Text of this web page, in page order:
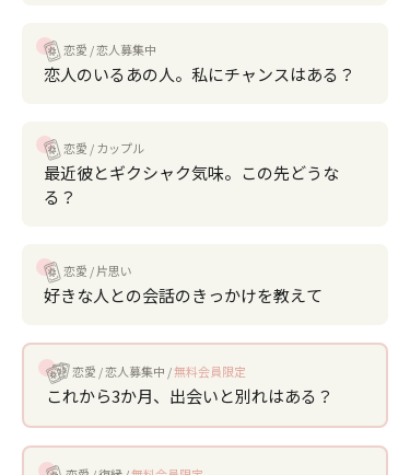
恋愛 恋人募集中
恋人のいるあの人。私にチャンスはある？
恋愛 カップル
最近彼とギクシャク気味。この先どうな
る？
恋愛 片思い
好きな人との会話のきっかけを教えて
恋愛 恋人募集中 無料会員限定
これから3か月、出会いと別れはある？